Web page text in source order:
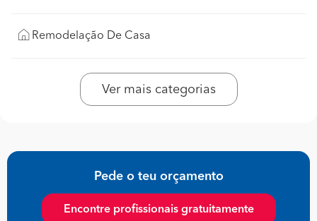
Remodelação De Casa
Ver mais categorias
Pede o teu orçamento
Encontre profissionais gratuitamente